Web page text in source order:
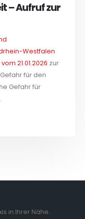
– Aufruf zur
Westfalen
21.01.2026 zur
für den
Gefahr für
in Ihrer Nähe.